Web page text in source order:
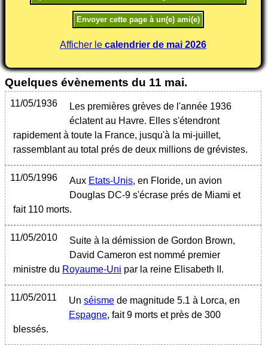
Afficher le calendrier de mai 2026
Quelques évènements du 11 mai.
11/05/1936
Les premières grèves de l'année 1936
éclatent au Havre. Elles s'étendront
rapidement à toute la France, jusqu'à la mi-juillet,
rassemblant au total prés de deux millions de grévistes.
11/05/1996 Aux Etats-Unis, en Floride, un avion
Douglas DC-9 s'écrase prés de Miami et
fait 110 morts.
11/05/2010
Suite à la démission de Gordon Brown,
David Cameron est nommé premier
ministre du Royaume-Uni par la reine Elisabeth II.
11/05/2011 Un séisme de magnitude 5.1 à Lorca, en
Espagne, fait 9 morts et près de 300
blessés.